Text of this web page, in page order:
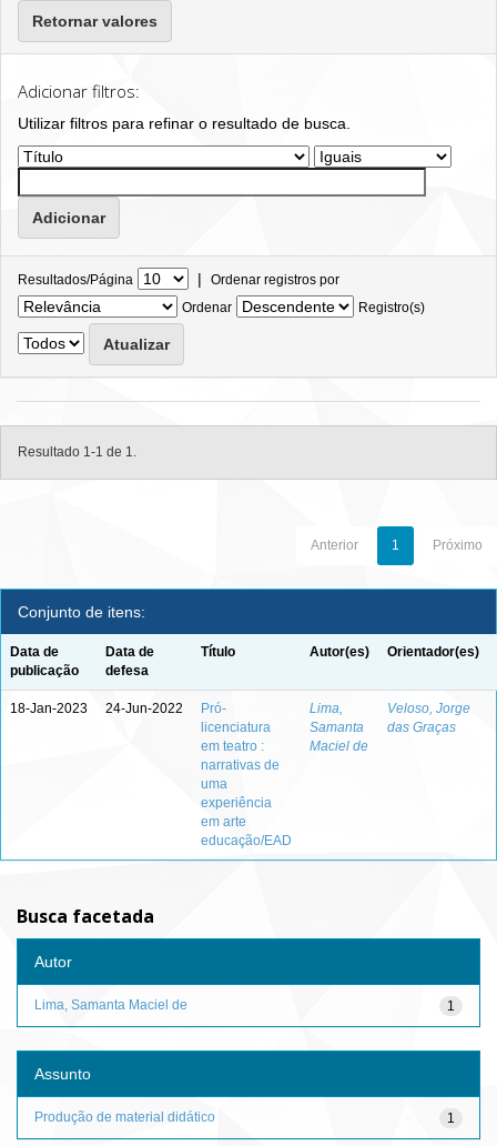
Retornar valores
Adicionar filtros:
Utilizar filtros para refinar o resultado de busca.
Resultados/Página | Ordenar registros por
Ordenar
Registro(s)
Resultado 1-1 de 1.
Anterior 1 Próximo
Conjunto de itens:
Data de
publicação
Data de
defesa
Título Autor(es) Orientador(es)
18-Jan-2023 24-Jun-2022
Pró-
licenciatura
em teatro :
narrativas de
uma
experiência
em arte
educação/EAD
Lima,
Samanta
Maciel de
Veloso, Jorge
das Graças
Busca facetada
Autor
1
Lima, Samanta Maciel de
Assunto
1
Produção de material didático